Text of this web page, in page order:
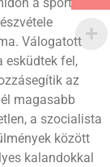
a sportolók
Válogatott
esküdtek fel,
az
magasabb
a szocialista
között
kalandokkal